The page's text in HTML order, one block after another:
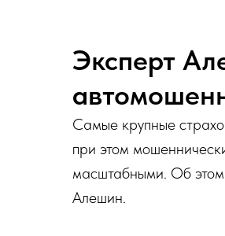
Эксперт
Самые крупные
при этом
масштабными. Об
Алешин.